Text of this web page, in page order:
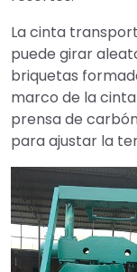
La cinta
puede girar
briquetas
marco de la
prensa de
para ajustar la